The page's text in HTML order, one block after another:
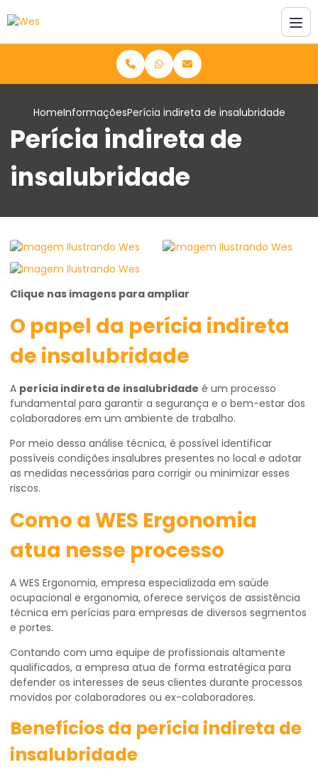
HomeInformaçõesPerícia indireta de insalubridade
Perícia indireta de
insalubridade
Clique nas imagens para ampliar
O papel da perícia indireta
de insalubridade
A perícia indireta de insalubridade é um processo
fundamental para garantir a segurança e o bem-estar dos
colaboradores em um ambiente de trabalho.
Por meio dessa análise técnica, é possível identificar
possíveis condições insalubres presentes no local e adotar
as medidas necessárias para corrigir ou minimizar esses
riscos.
Como a WES Ergonomia
atua nesse processo
A WES Ergonomia, empresa especializada em saúde
ocupacional e ergonomia, oferece serviços de assistência
técnica em perícias para empresas de diversos segmentos
e portes.
Contando com uma equipe de profissionais altamente
qualificados, a empresa atua de forma estratégica para
defender os interesses de seus clientes durante processos
movidos por colaboradores ou ex-colaboradores.
Benefícios da perícia indireta de
insalubridade